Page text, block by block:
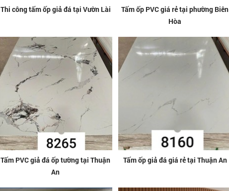
Thi công tấm ốp giả đá tại Vườn Lài
Tấm ốp PVC giá rẻ tại phường Biên
Hòa
Tấm PVC giả đá ốp tường tại Thuận
An
Tấm ốp giả đá giá rẻ tại Thuận An